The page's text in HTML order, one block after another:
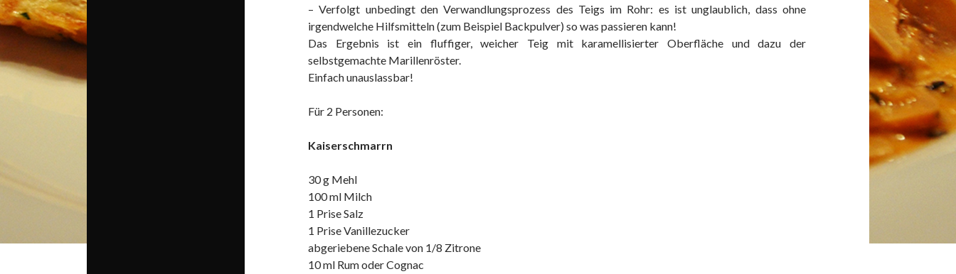
– Verfolgt unbedingt den Verwandlungsprozess des Teigs im Rohr: es ist unglaublich, dass ohne
irgendwelche Hilfsmitteln (zum Beispiel Backpulver) so was passieren kann!
Das Ergebnis ist ein fluffiger, weicher Teig mit karamellisierter Oberfläche und dazu der
selbstgemachte Marillenröster.
Einfach unauslassbar!
Für 2 Personen:
Kaiserschmarrn
30 g Mehl
100 ml Milch
1 Prise Salz
1 Prise Vanillezucker
abgeriebene Schale von 1/8 Zitrone
10 ml Rum oder Cognac